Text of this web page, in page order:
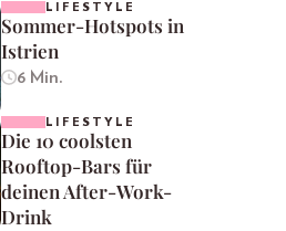
LIFESTYLE
Sommer-Hotspots in
Istrien
6 Min.
LIFESTYLE
Die 10 coolsten
Rooftop-Bars für
deinen After-Work-
Drink